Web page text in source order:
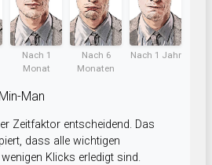
Nach 1
Monat
Nach 6
Monaten
Nach 1 Jahr
Man
Zeitfaktor entscheidend. Das
dass alle wichtigen
Klicks erledigt sind.